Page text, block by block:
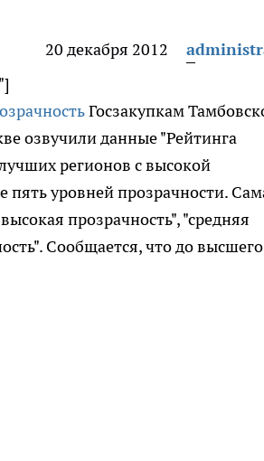
20 декабря 2012
Госзакупкам
озвучили данные "Рейтинга
регионов с высокой
пять уровней прозрачности.
прозрачность", "средняя
Сообщается, что до высшего